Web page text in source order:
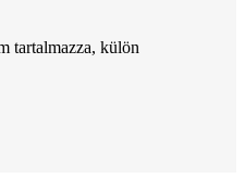
tartalmazza, külön